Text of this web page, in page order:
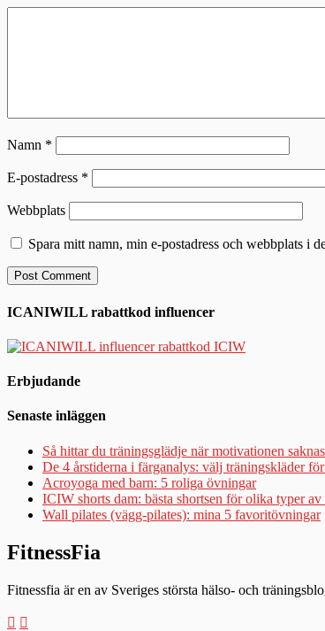
Namn *
E-postadress *
Webbplats
Spara mitt namn, min e-postadress och webbplats i
ICANIWILL rabattkod influencer
Erbjudande
Senaste inläggen
Så hittar du träningsglädje när motivationen saknas
De 4 årstiderna i färganalys: välj träningskläder
Acroyoga med barn: 5 roliga övningar
ICIW shorts dam: bästa shortsen för olika typer
Wall pilates (vägg-pilates): mina 5 favoritövningar
FitnessFia
Fitnessfia är en av Sveriges största hälso- och